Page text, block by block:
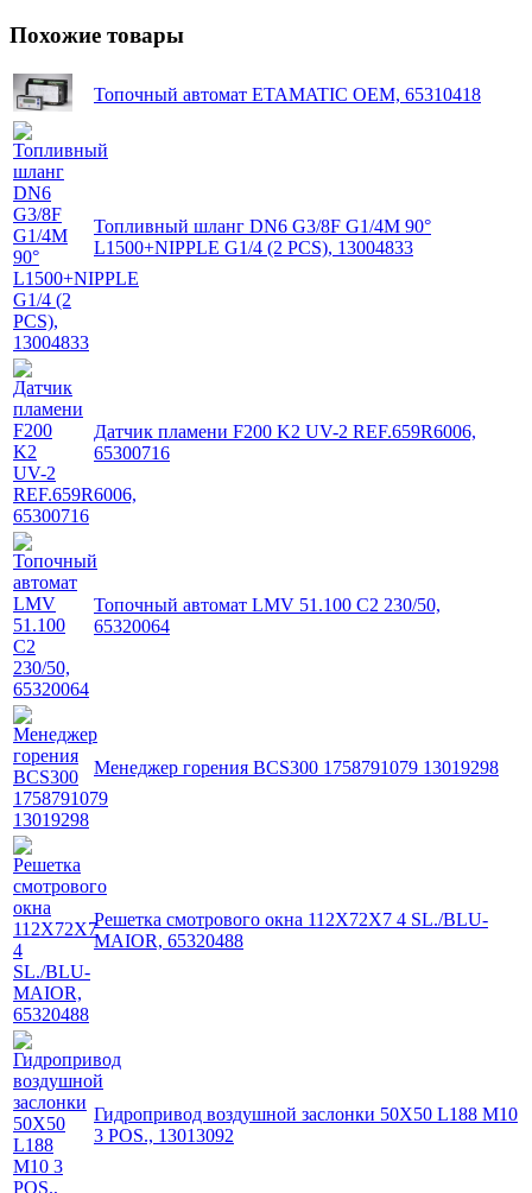
Похожие товары
Топочный автомат ETAMATIC OEM, 65310418
Топливный шланг DN6 G3/8F G1/4M 90°
L1500+NIPPLE G1/4 (2 PCS), 13004833
Датчик пламени F200 K2 UV-2 REF.659R6006,
65300716
Топочный автомат LMV 51.100 C2 230/50,
65320064
Менеджер горения BCS300 1758791079 13019298
Решетка смотрового окна 112X72X7 4 SL./BLU-
MAIOR, 65320488
Гидропривод воздушной заслонки 50X50 L188 M10
3 POS., 13013092